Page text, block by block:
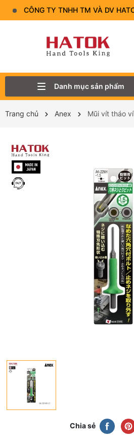
CÔNG TY TNHH TM VÀ DV
Danh mục sản phẩm
Trang chủ Anex Mũi vít tháo
Chia sẻ